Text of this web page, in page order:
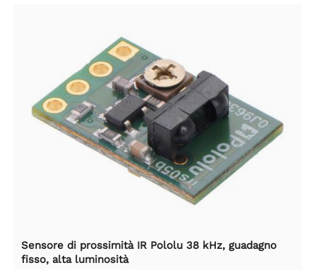
Sensore di prossimità IR Pololu 38 kHz, guadagno
fisso, alta luminosità